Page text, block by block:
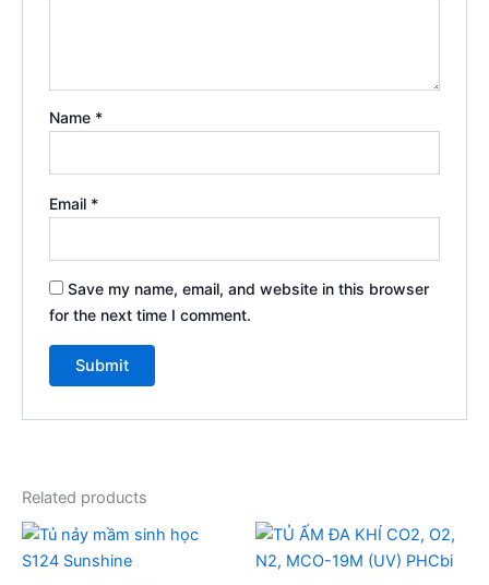
Name *
Email *
Save my name, email, and website in this browser
for the next time I comment.
Related products